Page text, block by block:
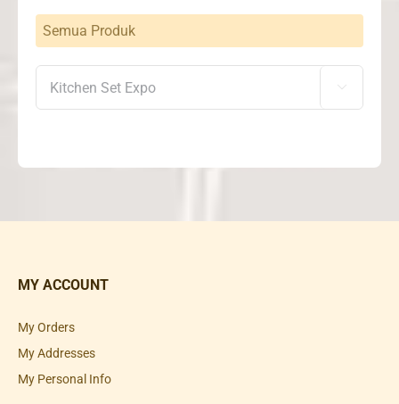
Semua Produk

MY ACCOUNT
My Orders
My Addresses
My Personal Info